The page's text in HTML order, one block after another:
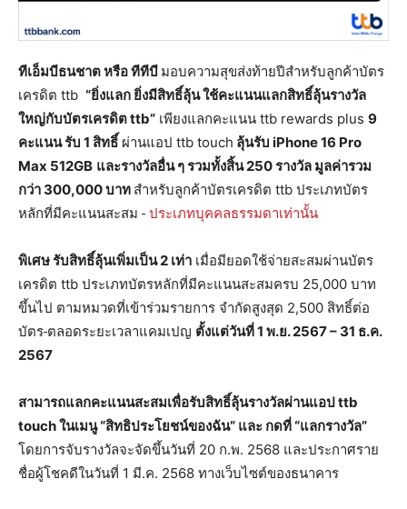
ทีเอ็มบีธนชาต หรือ ทีทีบี มอบความสุขส่งท้ายปีสำหรับลูกค้าบัตร
เครดิต ttb “ยิ่งแลก ยิ่งมีสิทธิ์ลุ้นใช้คะแนนแลกสิทธิ์ลุ้นรางวัล
ใหญ่กับบัตรเครดิตttb” เพียงแลกคะแนน ttb rewards plus 9
คะแนน รับ 1 สิทธิ์ ผ่านแอป ttb touch ลุ้นรับ iPhone 16 Pro
Max 512GB และรางวัลอื่น ๆ รวมทั้งสิ้น250 รางวัล มูลค่ารวม
กว่า 300,000 บาท สำหรับลูกค้าบัตรเครดิต ttb ประเภทบัตร
หลักที่มีคะแนนสะสม
ประเภทบุคคลธรรมดาเท่านั้น
พิเศษ รับสิทธิ์ลุ้นเพิ่มเป็น2 เท่า เมื่อมียอดใช้จ่ายสะสมผ่านบัตร
เครดิต ttb ประเภทบัตรหลักที่มีคะแนนสะสมครบ 25,000 บาท
ขึ้นไป ตามหมวดที่เข้าร่วมรายการ จำกัดสูงสุด 2,500 สิทธิ์ต่อ
บัตร ตลอดระยะเวลาแคมเปญ ตั้งแต่วันที่1 พ.ย. 2567 – 31 ธ.ค.
2567
สามารถแลกคะแนนสะสมเพื่อรับสิทธิ์ลุ้นรางวัลผ่านแอป ttb
touch ในเมนู “สิทธิประโยชน์ของฉัน” และ กดที่ “แลกรางวัล”
โดยการจับรางวัลจะจัดขึ้นวันที่ 20 ก.พ. 2568 และประกาศราย
ชื่อผู้โชคดีในวันที่ 1 มี.ค. 2568 ทางเว็บไซต์ของธนาคาร